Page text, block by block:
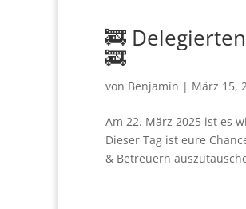
🚒
🚒
von Benjamin | März 15,
Am 22. März 2025 ist es
Dieser Tag ist eure
& Betreuern